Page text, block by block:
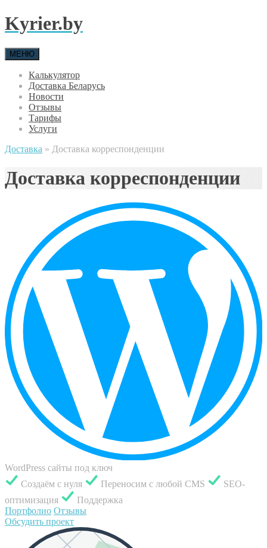
Kyrier.by
МЕНЮ
Калькулятор
Доставка Беларусь
Новости
Отзывы
Тарифы
Услуги
Доставка » Доставка корреспонденции
Доставка корреспонденции
WordPress сайты под ключ
Создаём с нуля
Переносим с любой CMS
SEO-
оптимизация
Поддержка
Портфолио Отзывы
Обсудить проект